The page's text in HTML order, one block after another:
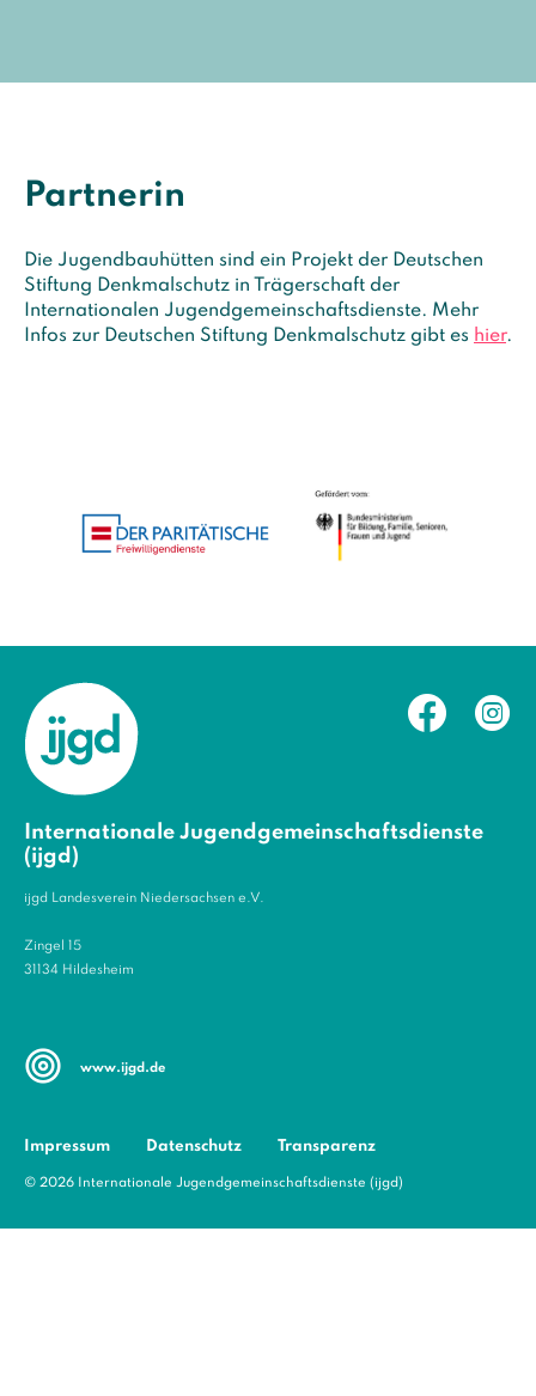
Partnerin
Die Jugendbauhütten sind ein Projekt der Deutschen
Stiftung Denkmalschutz in Trägerschaft der
Internationalen Jugendgemeinschaftsdienste. Mehr
Infos zur Deutschen Stiftung Denkmalschutz gibt es hier.
Internationale Jugendgemeinschaftsdienste
(ijgd)
ijgd Landesverein Niedersachsen e.V.
Zingel 15
31134 Hildesheim
www.ijgd.de
Impressum Datenschutz Transparenz
© 2026 Internationale Jugendgemeinschaftsdienste (ijgd)